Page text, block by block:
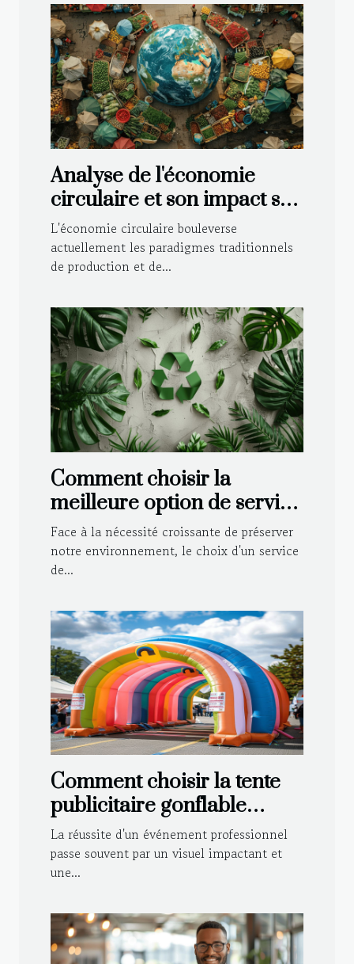
Analyse de l'économie
circulaire et son impact sur
les marchés mondiaux
L'économie circulaire bouleverse
actuellement les paradigmes traditionnels
de production et de...
Comment choisir la
meilleure option de service
de débarras écologique ?
Face à la nécessité croissante de préserver
notre environnement, le choix d'un service
de...
Comment choisir la tente
publicitaire gonflable
idéale pour votre
événement ?
La réussite d'un événement professionnel
passe souvent par un visuel impactant et
une...